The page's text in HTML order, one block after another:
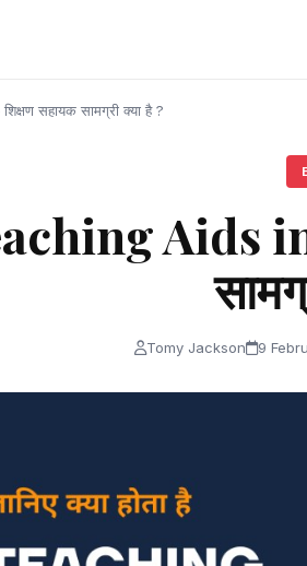
सहायक सामग्री क्या है ?
Aids
Tomy Jackson 9